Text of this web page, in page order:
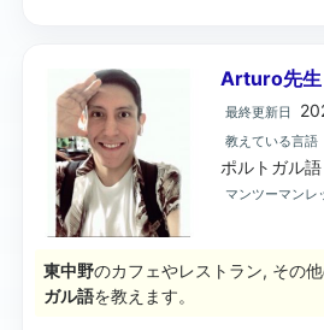
Arturo先生
最終更新日
教えている言語
ポルトガル
マンツーマンレ
東中野のカフェやレストラン, その
ガル語を教えます。